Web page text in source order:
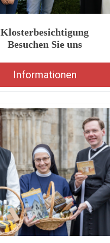
Klosterbesichtigung
Besuchen Sie uns
Informationen